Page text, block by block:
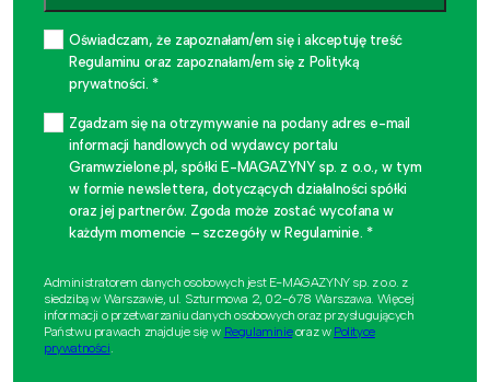
Oświadczam, że zapoznałam/em się i akceptuję treść
Regulaminu oraz zapoznałam/em się z Polityką
prywatności. *
Zgadzam się na otrzymywanie na podany adres e-mail
informacji handlowych od wydawcy portalu
Gramwzielone.pl, spółki E-MAGAZYNY sp. z o.o., w tym
w formie newslettera, dotyczących działalności spółki
oraz jej partnerów. Zgoda może zostać wycofana w
każdym momencie – szczegóły w Regulaminie. *
Administratorem danych osobowych jest E-MAGAZYNY sp. z o.o. z
siedzibą w Warszawie, ul. Szturmowa 2, 02-678 Warszawa. Więcej
informacji o przetwarzaniu danych osobowych oraz przysługujących
Państwu prawach znajduje się w Regulaminieoraz w Polityce
prywatności.